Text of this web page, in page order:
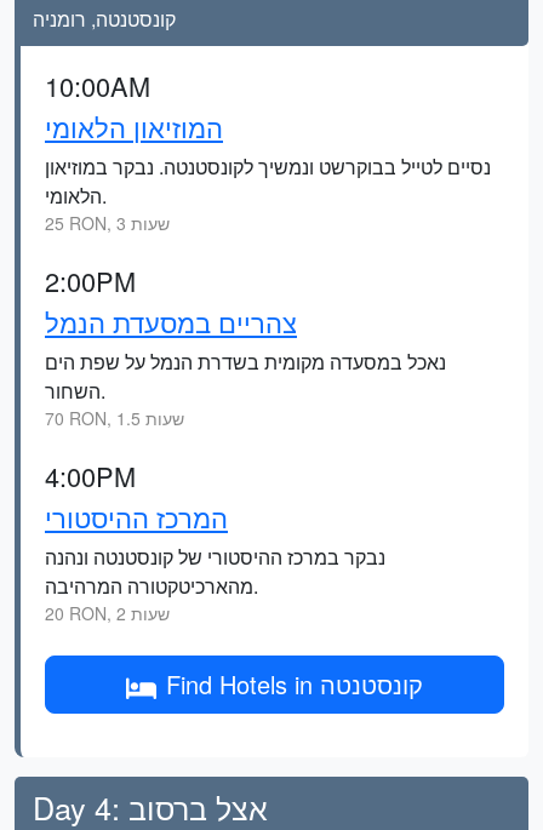
קונסטנטה, רומניה
10:00AM
המוזיאון הלאומי
נסיים לטייל בבוקרשט ונמשיך לקונסטנטה. נבקר במוזיאון
הלאומי.
25 RON, 3 שעות
2:00PM
צהריים במסעדת הנמל
נאכל במסעדה מקומית בשדרת הנמל על שפת הים
השחור.
70 RON, 1.5 שעות
4:00PM
המרכז ההיסטורי
נבקר במרכז ההיסטורי של קונסטנטה ונהנה
מהארכיטקטורה המרהיבה.
20 RON, 2 שעות
Find Hotels in קונסטנטה
Day 4: אצל ברסוב